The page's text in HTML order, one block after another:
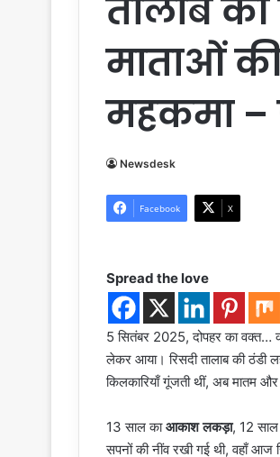
तालाब की
माताओं
महकमा –
Newsdesk
Facebook X
Spread the love
5 सितंबर 2025, दोपहर का वक्त…
लेकर आया। रिसदी तालाब की ठंडी
किलकारियाँ गूंजती थीं, अब मातम
13 साल काआकाश लकड़ा, 12
सपनों की नींव रखी गई थी, वहाँ आज